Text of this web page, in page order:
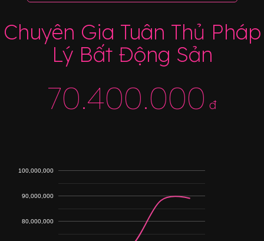
Chuyên Gia Tuân Thủ Pháp
Lý Bất Động Sản
70.400.000 đ
80,000,000
90,000,000
100,000,000